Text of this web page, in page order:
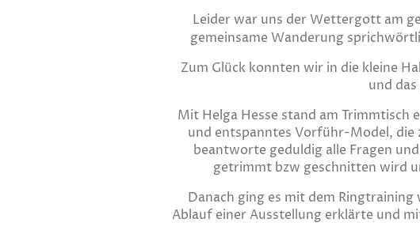
Leider war uns der Wettergott am
gemeinsame Wanderung
Zum Glück konnten wir in die kleine
und
Mit Helga Hesse stand am Trimmtisch
und entspanntes Vorführ-Model,
beantworte geduldig alle Fragen
getrimmt bzw geschnitten wird
Danach ging es mit dem
Ablauf einer Ausstellung erklärte und